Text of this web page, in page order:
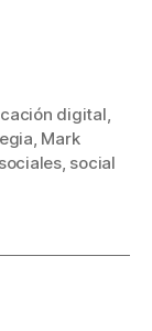
digital,
, Mark
, social